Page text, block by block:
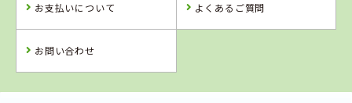
お支払いについて よくあるご質問
お問い合わせ